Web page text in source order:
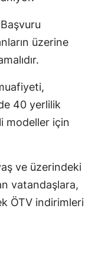
Başvuru
üzerine
40 yerlilik
modeller için
ve üzerindeki
vatandaşlara,
ÖTV indirimleri